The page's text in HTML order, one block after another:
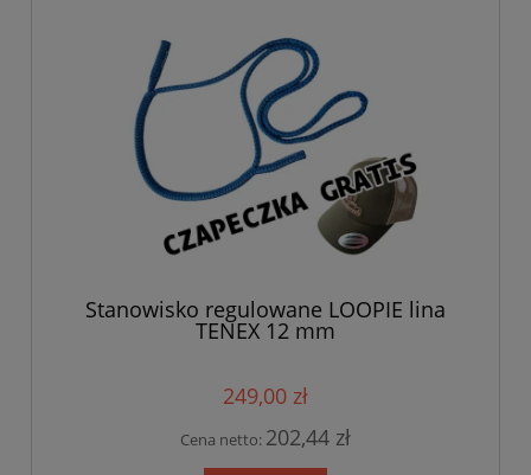
Stanowisko regulowane LOOPIE lina
TENEX 12 mm
249,00 zł
Cena netto: 202,44 zł